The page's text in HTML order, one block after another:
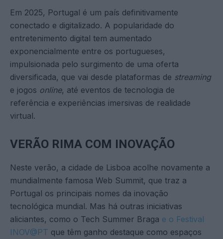
Em 2025, Portugal é um país definitivamente
conectado e digitalizado. A popularidade do
entretenimento digital tem aumentado
exponencialmente entre os portugueses,
impulsionada pelo surgimento de uma oferta
diversificada, que vai desde plataformas de streaming
e jogos online, até eventos de tecnologia de
referência e experiências imersivas de realidade
virtual.
VERÃO RIMA COM INOVAÇÃO
Neste verão, a cidade de Lisboa acolhe novamente a
mundialmente famosa Web Summit, que traz a
Portugal os principais nomes da inovação
tecnológica mundial. Mas há outras iniciativas
aliciantes, como o Tech Summer Braga e o Festival
INOV@PT que têm ganho destaque como espaços